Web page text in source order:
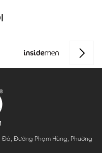
Đà, Đường Phạm Hùng, Phường